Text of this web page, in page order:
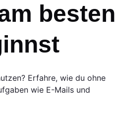
besten
Erfahre, wie du ohne
wie E-Mails und